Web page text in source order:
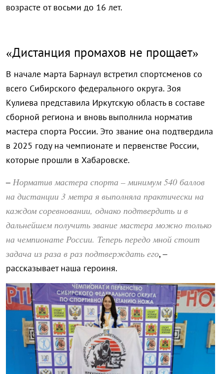
возрасте от восьми до 16 лет.
«Дистанция промахов не прощает»
В начале марта Барнаул встретил спортсменов со
всего Сибирского федерального округа. Зоя
Кулиева представила Иркутскую область в составе
сборной региона и вновь выполнила норматив
мастера спорта России. Это звание она подтвердила
в 2025 году на чемпионате и первенстве России,
которые прошли в Хабаровске.
–Норматив мастера спорта – минимум 540 баллов
на дистанции 3 метра я выполняла практически на
каждом соревновании, однако подтвердить и в
дальнейшем получить звание мастера можно только
на чемпионате России. Теперь передо мной стоит
задача из раза в раз подтверждать его, –
рассказывает наша героиня.